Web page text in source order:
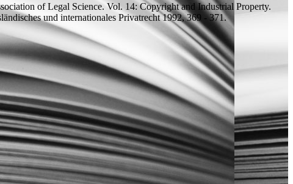
of Legal Science. Vol. 14: Copyright and Industrial Property.
und internationales Privatrecht 1992, 369 - 371.